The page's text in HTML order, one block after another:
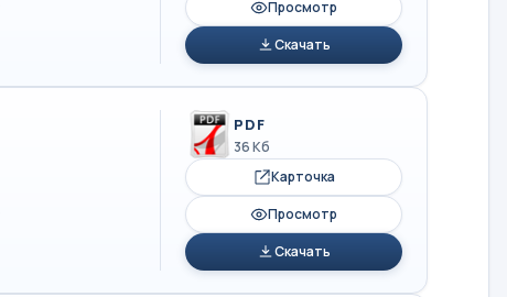
Просмотр
Скачать
PDF
36 Кб
Карточка
Просмотр
Скачать